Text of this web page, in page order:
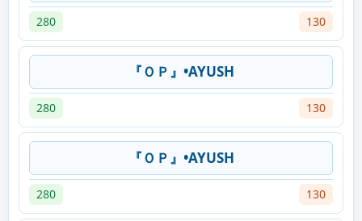
280 130
『ＯＰ』•AYUSH
280 130
『ＯＰ』•AYUSH
280 130